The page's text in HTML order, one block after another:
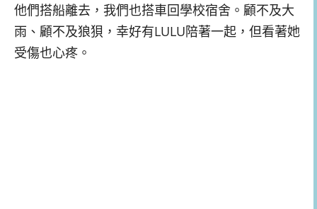
他們搭船離去，我們也搭車回學校宿舍。顧不及大
雨、顧不及狼狽，幸好有LULU陪著一起，但看著她
受傷也心疼。